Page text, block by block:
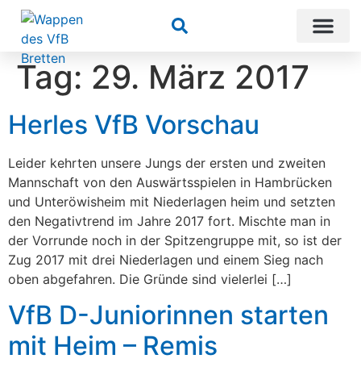
Suchen
Tag: 29. März 2017
Herles VfB Vorschau
Leider kehrten unsere Jungs der ersten und zweiten
Mannschaft von den Auswärtsspielen in Hambrücken
und Unteröwisheim mit Niederlagen heim und setzten
den Negativtrend im Jahre 2017 fort. Mischte man in
der Vorrunde noch in der Spitzengruppe mit, so ist der
Zug 2017 mit drei Niederlagen und einem Sieg nach
oben abgefahren. Die Gründe sind vielerlei […]
VfB D-Juniorinnen starten
mit Heim – Remis